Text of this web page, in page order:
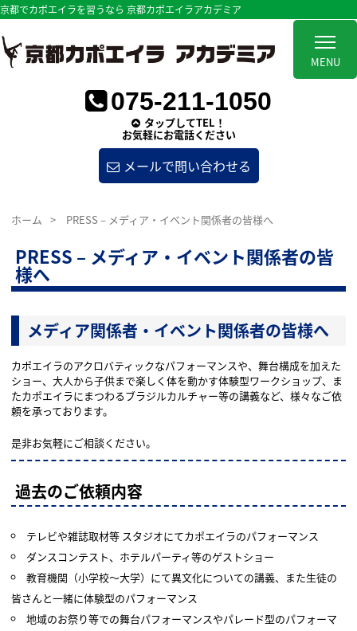
MENU
京都でカポエイラを習うなら 京都カポエイラアカデミア
075-211-1050
タップしてTEL！
お気軽にお電話ください
メールで問い合わせる
ホーム > PRESS – メディア・イベント関係者の皆様へ
PRESS – メディア・イベント関係者の皆
様へ
メディア関係者・イベント関係者の皆様へ
カポエイラのアクロバティックなパフォーマンスや、舞台構成を加えた
ショー、大人から子供まで楽しく体を動かす体験型ワークショップ、ま
たカポエイラにまつわるブラジルカルチャー等の講義など、様々なご依
頼を承っております。
是非お気軽にご相談ください。
過去のご依頼内容
テレビや雑誌取材等 スタジオにてカポエイラのパフォーマンス
ダンスコンテスト、ホテルパーティ等のゲストショー
教育機関（小学校〜大学）にて異文化についての講義、また生徒の
皆さんと一緒に体験型のパフォーマンス
地域のお祭り等での舞台パフォーマンスやパレード型のパフォーマ